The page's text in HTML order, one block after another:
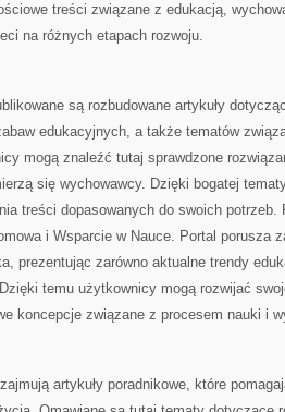
treści związane z edukacją,
na różnych etapach rozwoju.
są rozbudowane artykuły
edukacyjnych, a także tematów
mogą znaleźć tutaj sprawdzone
się wychowawcy. Dzięki bogatej
treści dopasowanych do swoich
i Wsparcie w Nauce. Portal porusza
prezentując zarówno aktualne trendy
temu użytkownicy mogą rozwijać
koncepcje związane z procesem nauki i
artykuły poradnikowe, które